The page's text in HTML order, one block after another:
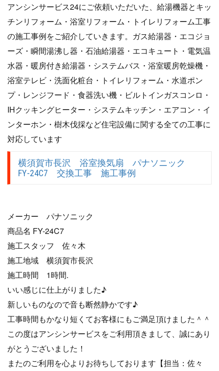
アンシンサービス24にご依頼いただいた、給湯機器とキッ
チンリフォーム・浴室リフォーム・トイレリフォーム工事
の施工事例をご紹介していきます。ガス給湯器・エコジョ
ーズ・瞬間湯沸し器・石油給湯器・エコキュート・電気温
水器・暖房付き給湯器・システムバス・浴室暖房乾燥機・
浴室テレビ・洗面化粧台・トイレリフォーム・水道ポン
プ・レンジフード・食器洗い機・ビルトインガスコンロ・
IHクッキングヒーター・システムキッチン・エアコン・イ
ンターホン・樹木伐採など住宅設備に関する全ての工事に
対応しています
横須賀市長沢 浴室換気扇 パナソニック
FY-24C7 交換工事 施工事例
メーカー パナソニック
商品名 FY-24C7
施工スタッフ 佐々木
施工地域 横須賀市長沢
施工時間 1時間.
いい感じに仕上がりました♪
新しいものなので音も断然静かです♪
工事時間もかなり短くてお客様にもご満足頂けました＾＾
この度はアンシンサービスをご利用頂きまして、誠にあり
がとうございました！
またのご利用を心よりお待ちしております【担当：佐々